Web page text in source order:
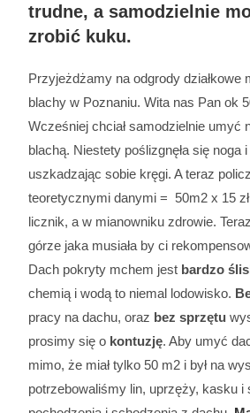
trudne, a samodzielnie
zrobić kuku.
Przyjeżdżamy na odgrody działkowe
blachy w Poznaniu. Wita nas Pan ok
Wcześniej chciał samodzielnie umyć
blachą. Niestety poślizgnęła się noga
uszkadzając sobie kręgi. A teraz
teoretycznymi danymi = 50m2 x 15 zł
licznik, a w mianowniku zdrowie.
górze jaka musiała by ci
Dach pokryty mchem jest bardzo
chemią i wodą to niemal lodowisko.
pracy na dachu, oraz bez sprzętu
prosimy się o kontuzję. Aby umyć
mimo, że miał tylko 50 m2 i był na
potrzebowaliśmy lin, uprzęży, kasku i